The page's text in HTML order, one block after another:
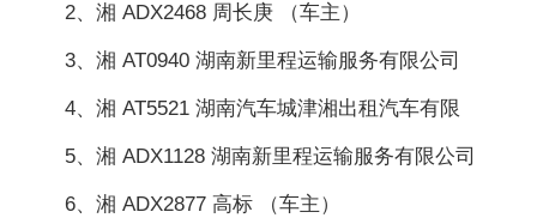
2、湘 ADX2468 周长庚 （车主）
3、湘 AT0940 湖南新里程运输服务有限公司
4、湘 AT5521 湖南汽车城津湘出租汽车有限
5、湘 ADX1128 湖南新里程运输服务有限公司
6、湘 ADX2877 高标 （车主）